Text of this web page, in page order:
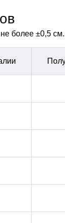
фигуру.
фигуру.
более ±0,5